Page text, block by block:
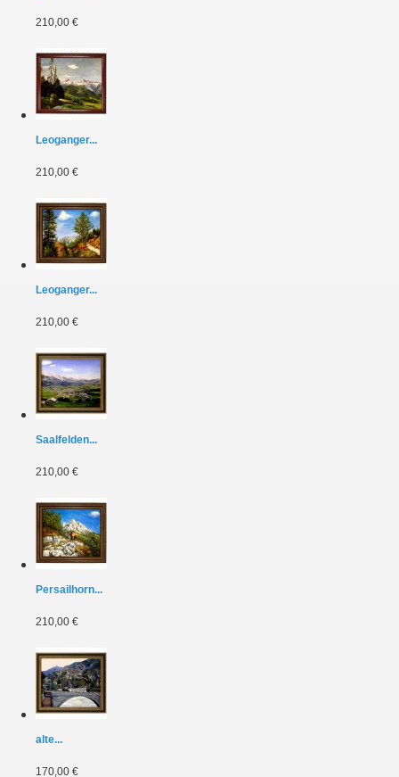
210,00 €
Leoganger...
210,00 €
Leoganger...
210,00 €
Saalfelden...
210,00 €
Persailhorn...
210,00 €
alte...
170,00 €